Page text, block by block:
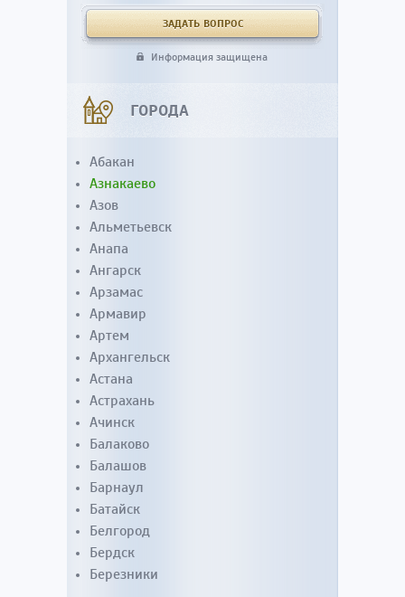
Информация защищена
ГОРОДА
Абакан
Азнакаево
Азов
Альметьевск
Анапа
Ангарск
Арзамас
Армавир
Артем
Архангельск
Астана
Астрахань
Ачинск
Балаково
Балашов
Барнаул
Батайск
Белгород
Бердск
Березники